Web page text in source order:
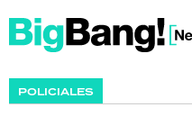
POLICIALES
SHOW